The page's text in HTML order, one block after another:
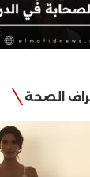
الصحة